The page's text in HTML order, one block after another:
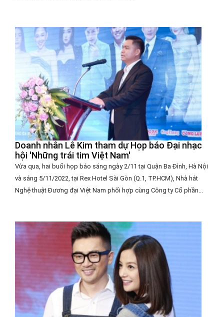
Doanh nhân Lê Kim tham dự Họp báo Đại nhạc
hội 'Những trái tim Việt Nam'
Vừa qua, hai buổi họp báo sáng ngày 2/11 tại Quận Ba Đình, Hà Nội
và sáng 5/11/2022, tại Rex Hotel Sài Gòn (Q.1, TP.HCM), Nhà hát
Nghệ thuật Đương đại Việt Nam phối hợp cùng Công ty Cổ phần...